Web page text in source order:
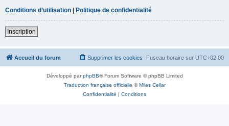
Conditions d’utilisation | Politique de confidentialité
Inscription
Accueil du forum Fuseau horaire sur UTC+02:00
Supprimer les cookies
Développé parphpBB® Forum Software © phpBB Limited
Traduction française officielle ©Miles Cellar
Confidentialité | Conditions